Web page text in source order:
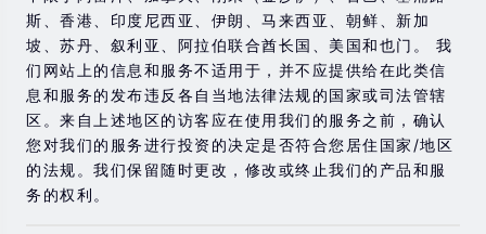
斯、香港、印度尼西亚、伊朗、马来西亚、朝鲜、新加
坡、苏丹、叙利亚、阿拉伯联合酋长国、美国和也门。 我
们网站上的信息和服务不适用于，并不应提供给在此类信
息和服务的发布违反各自当地法律法规的国家或司法管辖
区。来自上述地区的访客应在使用我们的服务之前，确认
您对我们的服务进行投资的决定是否符合您居住国家/地区
的法规。我们保留随时更改，修改或终止我们的产品和服
务的权利。